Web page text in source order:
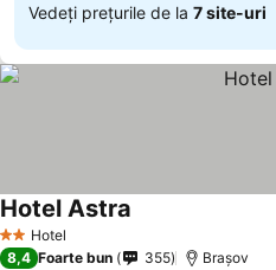
Vedeți prețurile de la 7 site-uri
2 SteleHotel
Hotel Astra
8,4 Foarte bun 355 Brașov